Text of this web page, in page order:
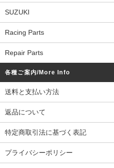
SUZUKI
Racing Parts
Repair Parts
各種ご案内/More Info
送料と支払い方法
返品について
特定商取引法に基づく表記
プライバシーポリシー